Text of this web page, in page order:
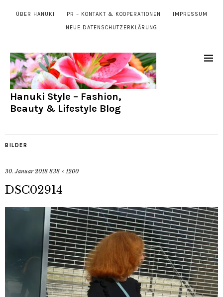
ÜBER HANUKI PR – KONTAKT & KOOPERATIONEN IMPRESSUM
NEUE DATENSCHUTZERKLÄRUNG
Hanuki Style – Fashion,
Beauty & Lifestyle Blog
BILDER
30. Januar 2018 838 × 1200
DSC02914